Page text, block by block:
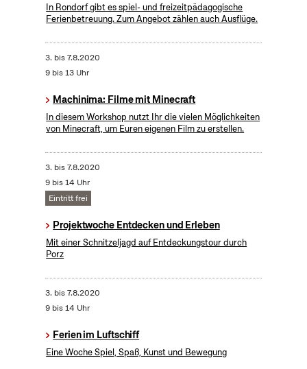
In Rondorf gibt es spiel- und freizeitpädagogische
Ferienbetreuung. Zum Angebot zählen auch Ausflüge.
3. bis7.8.2020
9 bis 13 Uhr
Machinima: Filme mit Minecraft
In diesem Workshop nutzt Ihr die vielen Möglichkeiten
von Minecraft, um Euren eigenen Film zu erstellen.
3. bis7.8.2020
9 bis 14 Uhr
Eintritt frei
Projektwoche Entdecken und Erleben
Mit einer Schnitzeljagd auf Entdeckungstour durch
Porz
3. bis7.8.2020
9 bis 14 Uhr
Ferien im Luftschiff
Eine Woche Spiel, Spaß, Kunst und Bewegung